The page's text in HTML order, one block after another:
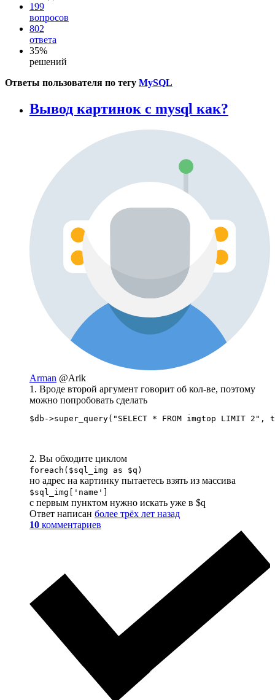
199
вопросов
802
ответа
35%
решений
Ответы пользователя по тегу MySQL
Вывод картинок с mysql как?
Arman @Arik
1. Вроде второй аргумент говорит об кол-ве, поэтому
можно попробовать сделать
$db->super_query("SELECT * FROM imgtop LIMIT 2",
2. Вы обходите циклом
foreach($sql_img as $q)
но адрес на картинку пытаетесь взять из массива
$sql_img['name']
с первым пунктом нужно искать уже в $q
Ответ написан более трёх лет назад
10 комментариев